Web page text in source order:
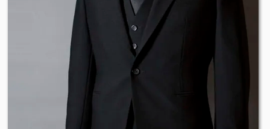
・袖口本切羽（ほんせっぱ）(本開き)：ボタンをはずして袖をまく
り上げることができる本格的な縫製仕様の袖口です
・切台場(内ポケット)：内ポケットは通常の台場(だいば)仕上げより
も凝った仕様の切台場にしています
・ハ刺し（ハザシ）：表生地と芯地をハの字に縫い合わせるやわら
かい襟で永く着ても形くずれしにくい
・バルカポケット：イタリア語で小さな船という意味。船の形をし
・重ねボタン：イタリアンクラシックの伝統的な重ね付けスタイ
ル。キッスボタンといいます
・ホーンボタン／ナットボタン：本水牛の角から削り出したホーン
ボタンやヤシの実から削りだしたナットを採用
2. 新婦様のドレスや式場の雰囲気に合わせられます
式場のパッケージに入っている衣装は種類が少ないことが多いで
す。フルオーダーメイドの婚礼衣装なら、新婦様のドレスや式場の
雰囲気に合わせて色やスタイルを自由にお選びいただけます。他の
人の衣装とかぶることもありません。
3. 二次会や式後も使えてとてもお得
レンタルは2着目から追加料金がかかるなど意外と高額です。しかも
一度きりの着用で終わりです。イズントのフルオーダーメイドの婚
礼衣装なら、二次会や普段着用のジャケットとしても使用すること
ができるので大変リーズナブルです。